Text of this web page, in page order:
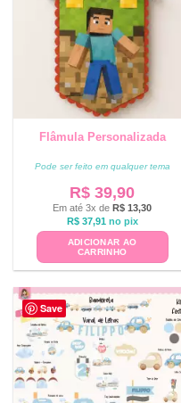
Flâmula Personalizada
Pode ser feito em qualquer tema
R$ 39,90
Em até 3x de R$ 13,30
R$37,91 no pix
ADICIONAR AO
CARRINHO
Save